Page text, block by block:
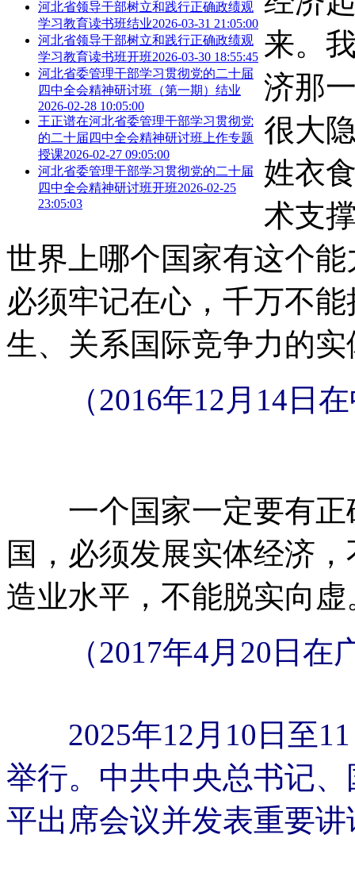
河北省领导干部树立和践行正确政绩观
学习教育读书班结业2026-03-31 21:05:00
河北省领导干部树立和践行正确政绩观
学习教育读书班开班2026-03-30 18:55:45
河北省委管理干部学习贯彻党的二十届
四中全会精神研讨班（第一期）结业
2026-02-28 10:05:00
王正谱在河北省委管理干部学习贯彻党
的二十届四中全会精神研讨班上作专题
授课2026-02-27 09:05:00
河北省委管理干部学习贯彻党的二十届
四中全会精神研讨班开班2026-02-25
23:05:03
来。
济那
很大
姓衣
术支
世界上哪个国家有这个
必须牢记在心，千万不
生、关系国际竞争力的
（2016年12月14日
一个国家一定要有正
国，必须发展实体经济
造业水平，不能脱实向虚
（2017年4月20日在
2025年12月10日至
举行。中共中央总书记
平出席会议并发表重要